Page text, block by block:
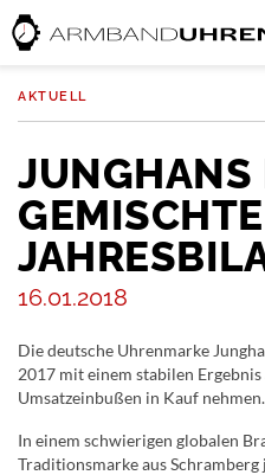
AKTUELL
JUNGHANS
16.01.2018
Die deutsche Uhrenmarke
2017 mit einem stabilen
Umsatzeinbußen in Kauf nehmen.
In einem schwierigen globalen
Traditionsmarke aus